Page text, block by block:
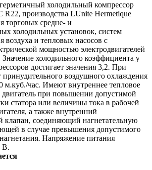
холодильный компрессор
производства LUnite Hermetique
торговых средне- и
холодильных установок, систем
воздуха и тепловых насосов с
мощностью электродвигателей
холодильного коэффициента у
достигает значения 3,2. При
принудительного воздушного охлаждения
м.куб./час. Имеют внутреннее тепловое
при повышении допустимой
статора или величины тока в рабочей
а также внутренний
клапан, соединяющий нагнетательную
в случае превышения допустимого
Напряжение питания
В.